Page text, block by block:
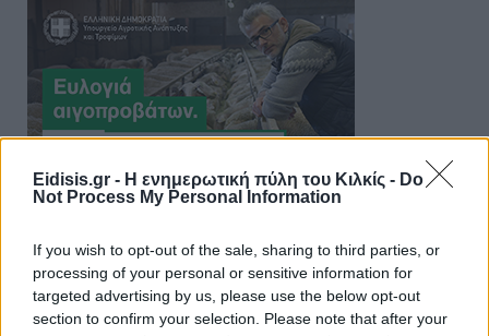
Eidisis.gr - Η ενημερωτική πύλη του Κιλκίς - Do
Not Process My Personal Information
If you wish to opt-out of the sale, sharing to third parties, or
processing of your personal or sensitive information for
targeted advertising by us, please use the below opt-out
section to confirm your selection. Please note that after your